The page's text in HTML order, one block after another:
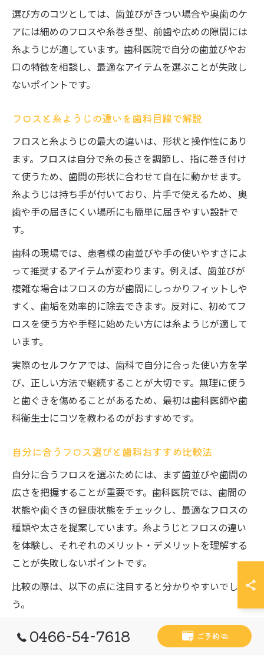
選び方のコツとしては、歯並びがきつい場合や奥歯のケ
アには細めのフロスや糸巻き型、前歯や広めの隙間には
糸ようじが適しています。歯科医院で自分の歯並びやお
口の特徴を相談し、最適なアイテムを選ぶことが失敗し
ないポイントです。
フロスと糸ようじの違いを歯科目線で解説
フロスと糸ようじの最大の違いは、形状と操作性にあり
ます。フロスは自分で糸の長さを調節し、指に巻き付け
て使うため、歯間の形状に合わせて自在に動かせます。
糸ようじは持ち手が付いており、片手で使えるため、奥
歯や手の届きにくい場所にも簡単に届きやすい設計で
す。
歯科の現場では、患者様の歯並びや手の使いやすさによ
って推奨するアイテムが変わります。例えば、歯並びが
複雑な場合はフロスの方が歯間にしっかりフィットしや
すく、歯垢を効率的に除去できます。反対に、初めてフ
ロスを使う方や手軽に始めたい方には糸ようじが適して
います。
実際のセルフケアでは、歯科で自分に合った使い方を学
び、正しい方法で継続することが大切です。無理に使う
と歯ぐきを傷めることがあるため、最初は歯科医師や歯
科衛生士にコツを教わるのがおすすめです。
自分に合うフロス選びと歯科おすすめ比較法
自分に合うフロスを選ぶためには、まず歯並びや歯間の
広さを把握することが重要です。歯科医院では、歯間の
状態や歯ぐきの健康状態をチェックし、最適なフロスの
種類や太さを提案しています。糸ようじとフロスの違い
を体験し、それぞれのメリット・デメリットを理解する
ことが失敗しないポイントです。
比較の際は、以下の点に注目すると分かりやすいでしょ
う。
フロス選びの比較ポイント
糸の太さやしなやかさ（細いものは狭い歯間向け、太
0466-54-7618 ご予約